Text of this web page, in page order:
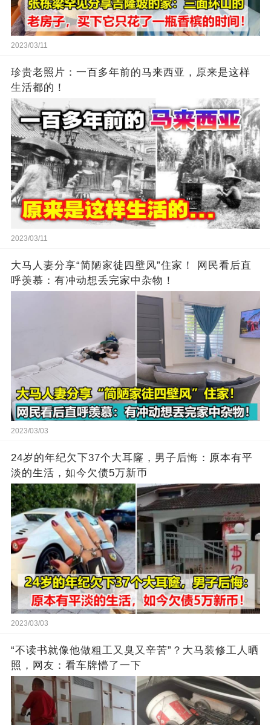
2023/03/11
珍贵老照片：一百多年前的马来西亚，原来是这样
生活都的！
2023/03/11
大马人妻分享“简陋家徒四壁风”住家！ 网民看后直
呼羡慕：有冲动想丢完家中杂物！
2023/03/03
24岁的年纪欠下37个大耳窿，男子后悔：原本有平
淡的生活，如今欠债5万新币
2023/03/03
“不读书就像他做粗工又臭又辛苦”？大马装修工人晒
照，网友：看车牌懵了一下